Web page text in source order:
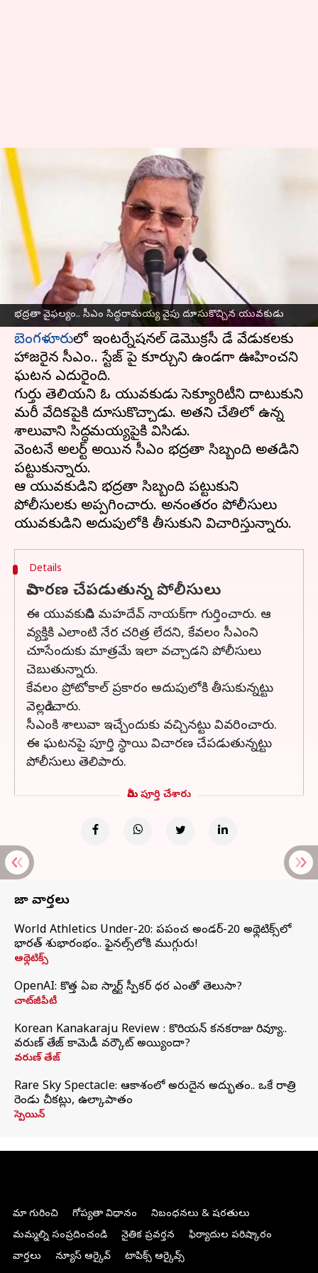
భద్రతా వైఫల్యం.. సీఎం సిద్ధరామయ్య వైపు దూసుకొచ్చిన యువకుడు
Karnataka: భద్రతా వైఫల్యం..
సీఎం సిద్ధరామయ్య వైపు
దూసుకొచ్చిన యువకుడు
వ్రాసిన వారు Sep 15, 2024 04:21 pm
ఈ వార్తాకథనం ఏంటి
కర్ణాటకసీఎంసిద్ధరామయ్యభద్రతలో భారీ లోపం వెలుగు
బెంగళూరులో ఇంటర్నేషనల్ డెమొక్రసీ డే వేడుకలకు
హాజరైన సీఎం.. స్టేజ్ పై కూర్చుని ఉండగా ఊహించని
ఘటన ఎదురైంది.
గుర్తు తెలియని ఓ యువకుడు సెక్యూరిటీని దాటుకుని
మరీ వేదికపైకి దూసుకొచ్చాడు. అతని చేతిలో ఉన్న
శాలువాని సిద్ధరామయ్యపైకి విసిరాడు.
వెంటనే అలర్ట్ అయిన సీఎం భద్రతా సిబ్బంది అతడిని
పట్టుకున్నారు.
ఆ యువకుడిని భద్రతా సిబ్బంది పట్టుకుని
పోలీసులకు అప్పగించారు. అనంతరం పోలీసులు
Details
విచారణ చేపడుతున్న పోలీసులు
ఈ యువకుడిని మహదేవ్ నాయక్‌గా గుర్తించారు. ఆ
వ్యక్తికి ఎలాంటి నేర చరిత్ర లేదని, కేవలం సీఎంని
చూసేందుకు మాత్రమే ఇలా వచ్చాడని పోలీసులు
చెబుతున్నారు.
కేవలం ప్రోటోకాల్‌ ప్రకారం అదుపులోకి తీసుకున్నట్టు
వెల్లడించారు.
సీఎంకి శాలువా ఇచ్చేందుకు వచ్చినట్టు వివరించారు.
ఈ ఘటనపై పూర్తి స్థాయి విచారణ చేపడుతున్నట్టు
పోలీసులు తెలిపారు.
మీరు పూర్తి చేశారు
తాజా వార్తలు
World Athletics Under-20: ప్రపంచ అండర్-20 అథ్లెటిక్స్‌లో
భారత్‌ శుభారంభం.. ఫైనల్స్‌లోకి ముగ్గురు!
అథ్లెటిక్స్
OpenAI: కొత్త ఏఐ స్మార్ట్ స్పీకర్ ధర ఎంతో తెలుసా?
చాట్‌జీపీటీ
Korean Kanakaraju Review : కొరియన్ కనకరాజు రివ్యూ..
వరుణ్ తేజ్ కామెడీ వర్కౌట్ అయ్యిందా?
వరుణ్ తేజ్
Rare Sky Spectacle: ఆకాశంలో అరుదైన అద్భుతం.. ఒకే రాత్రి
రెండు చీకట్లు, ఉల్కాపాతం
స్పెయిన్
మా గురించి గోప్యతా విధానం
నిబంధనలు & షరతులు
మమ్మల్ని సంప్రదించండి
నైతిక ప్రవర్తన
ఫిర్యాదుల పరిష్కారం
వార్తలు
న్యూస్ ఆర్కైవ్ టాపిక్స్ ఆర్కైవ్స్